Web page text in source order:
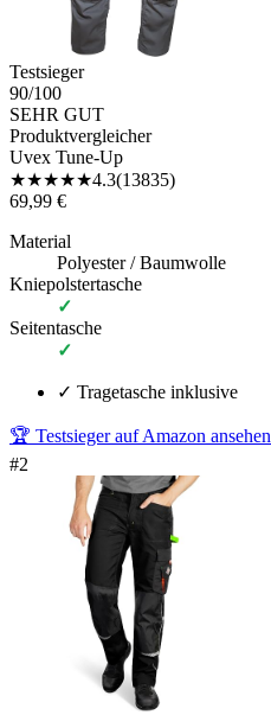
Testsieger
90/100
SEHR GUT
Produktvergleicher
Uvex Tune-Up
★★★★★4.3(13835)
69,99 €
Material
Polyester / Baumwolle
Kniepolstertasche
✓
Seitentasche
✓
✓ Tragetasche inklusive
🏆 Testsieger auf Amazon ansehen
#2